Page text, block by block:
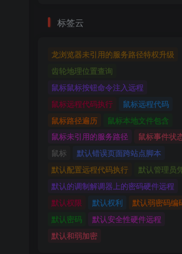
标签云
龙浏览器未引用的服务路径特权升级
齿轮地理位置查询
鼠标鼠标按钮命令注入远程
鼠标远程代码执行
鼠标远程代码
鼠标路径遍历
鼠标本地文件包含
鼠标未引用的服务路径
鼠标事件状
鼠标
默认错误页面跨站点脚本
默认配置远程代码执行
默认管理员
默认的调制解调器上的密码硬件远程
默认权限
默认权利
默认弱密码编
默认密码
默认安全性硬件远程
默认和弱加密